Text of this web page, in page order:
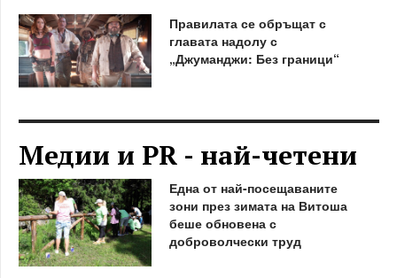
Правилата се обръщат с
главата надолу с
„Джуманджи: Без граници“
Медии и PR - най-четени
Една от най-посещаваните
зони през зимата на Витоша
беше обновена с
доброволчески труд